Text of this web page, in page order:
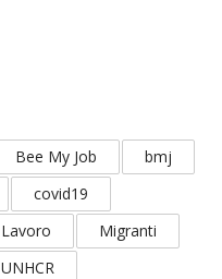
Bee My Job
bmj
covid19
Lavoro
Migranti
UNHCR